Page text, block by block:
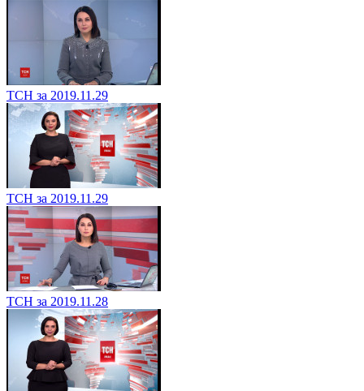
ТСН за 2019.11.29
ТСН за 2019.11.29
ТСН за 2019.11.28